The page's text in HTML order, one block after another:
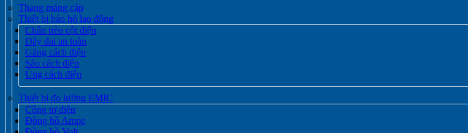
Thang máng cáp
Thiết bị bảo hộ lao động
Chân trèo cột điện
Dây đai an toàn
Găng cách điện
Sào cách điện
Ủng cách điện
Thiết bị đo lường EMIC
Công tơ điện
Đồng hồ Ampe